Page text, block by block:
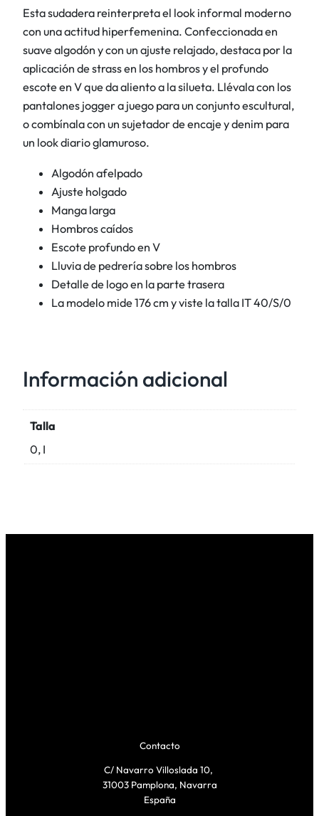
o
t
e
e
n
V
y
p
Esta sudadera reinterpreta el look informal moderno
con una actitud hiperfemenina. Confeccionada en
suave algodón y con un ajuste relajado, destaca por la
aplicación de strass en los hombros y el profundo
escote en V que da aliento a la silueta. Llévala con los
pantalones jogger a juego para un conjunto escultural,
o combínala con un sujetador de encaje y denim para
un look diario glamuroso.
Algodón afelpado
Ajuste holgado
Manga larga
Hombros caídos
Escote profundo en V
Lluvia de pedrería sobre los hombros
Detalle de logo en la parte trasera
La modelo mide 176 cm y viste la talla IT 40/S/0
Información adicional
Talla
0, I
Contacto
C/ Navarro Villoslada 10,
31003 Pamplona, Navarra
España